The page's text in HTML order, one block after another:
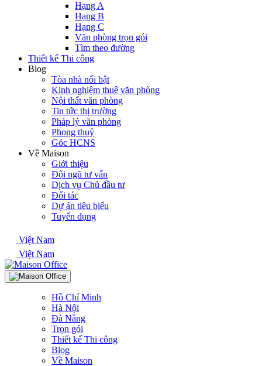
Hạng A
Hạng B
Hạng C
Văn phòng trọn gói
Tìm theo đường
Thiết kế Thi công
Blog
Tòa nhà nổi bật
Kinh nghiệm thuê văn phòng
Nội thất văn phòng
Tin tức thị trường
Pháp lý văn phòng
Phong thuỷ
Góc HCNS
Về Maison
Giới thiệu
Đội ngũ tư vấn
Dịch vụ Chủ đầu tư
Đối tác
Dự án tiêu biểu
Tuyển dụng
Việt Nam
Việt Nam
Hồ Chí Minh
Hà Nội
Đà Nẵng
Trọn gói
Thiết kế Thi công
Blog
Về Maison